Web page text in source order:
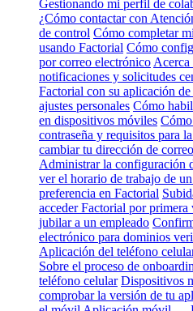
Gestionando mi perfil de
¿Cómo contactar con
de control Cómo completar
usando Factorial Cómo
por correo electrónico Acerca
notificaciones y solicitudes
Factorial con su aplicación
ajustes personales Cómo
en dispositivos móviles
contraseña y requisitos para
cambiar tu dirección de
Administrar la configuración
ver el horario de trabajo de
preferencia en Factorial
acceder Factorial por primera
jubilar a un empleado
electrónico para dominios
Aplicación del teléfono
Sobre el proceso de
teléfono celular Dispositivos
comprobar la versión de tu